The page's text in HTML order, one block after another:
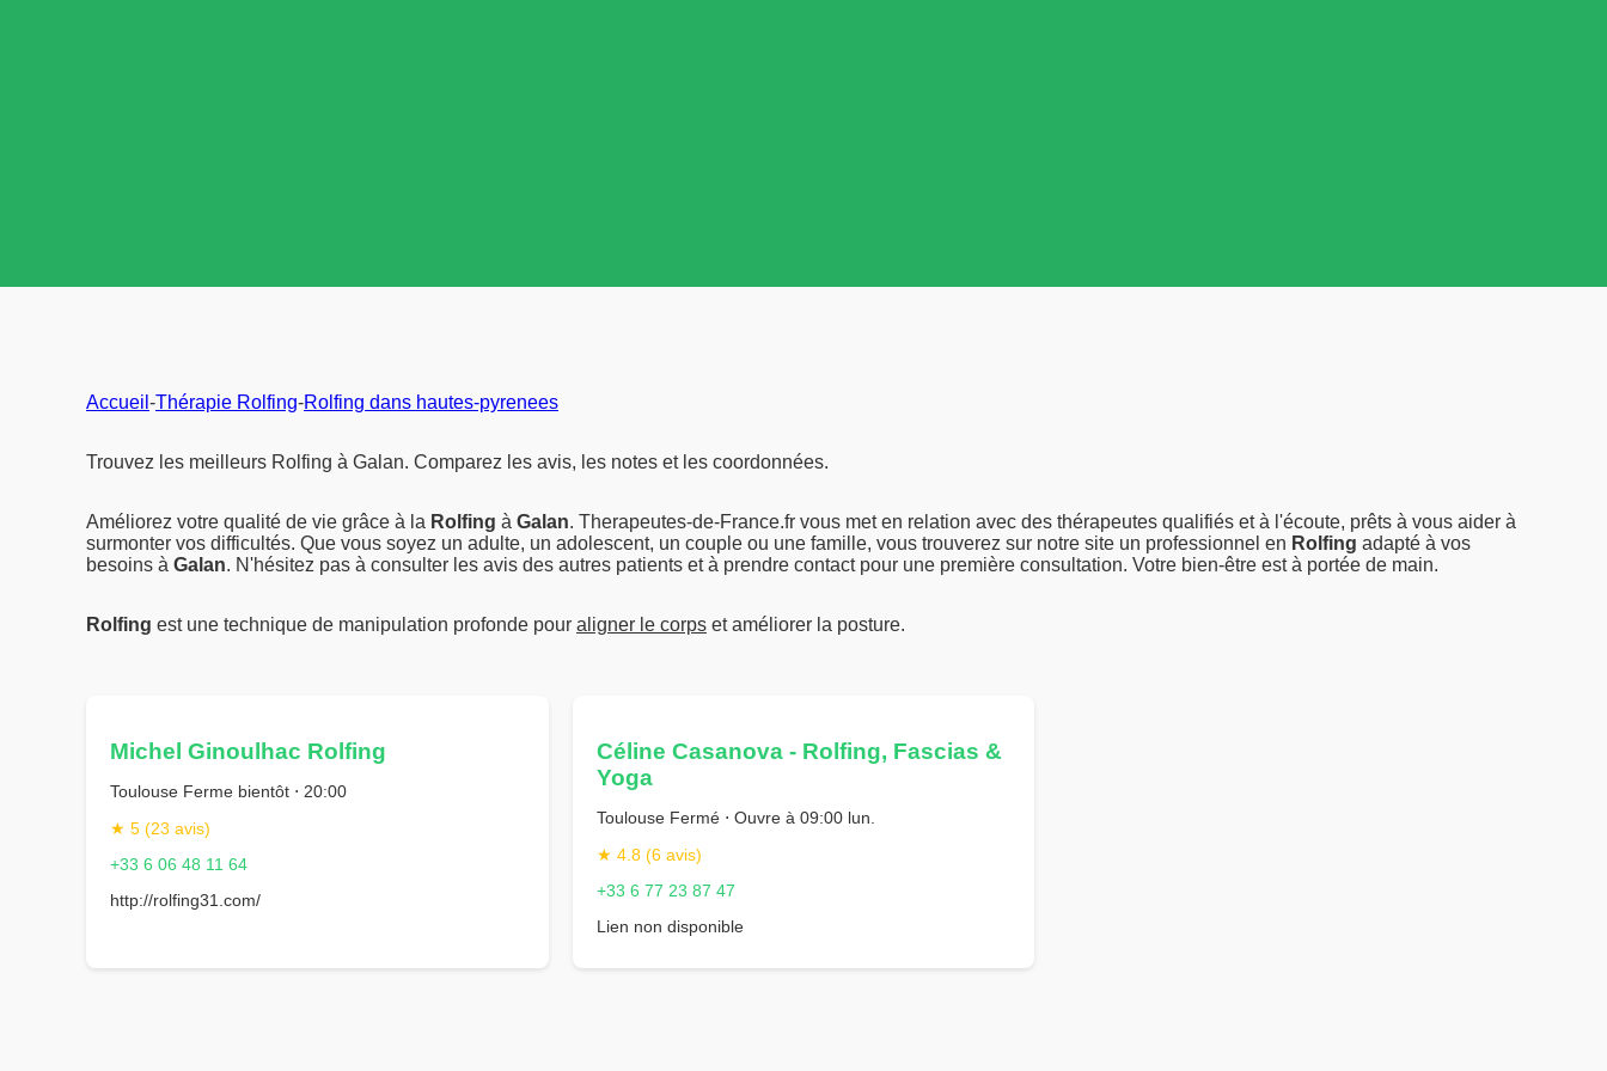
Accueil -Thérapie Rolfing-Rolfing dans hautes-pyrenees
Trouvez les meilleurs Rolfing à Galan. Comparez les avis, les notes et les coordonnées.
Améliorez votre qualité de vie grâce à la Rolfing à Galan. Therapeutes-de-France.fr vous met en relation avec des thérapeutes qualifiés et à l'écoute, prêts à vous aider à
surmonter vos difficultés. Que vous soyez un adulte, un adolescent, un couple ou une famille, vous trouverez sur notre site un professionnel en Rolfing adapté à vos
besoins à Galan. N'hésitez pas à consulter les avis des autres patients et à prendre contact pour une première consultation. Votre bien-être est à portée de main.
Rolfing est une technique de manipulation profonde pour aligner le corps et améliorer la posture.
Michel Ginoulhac Rolfing
Toulouse Ferme bientôt ⋅ 20:00
★ 5 (23 avis)
+33 6 06 48 11 64
http://rolfing31.com/
Céline Casanova - Rolfing, Fascias &
Yoga
Toulouse Fermé ⋅ Ouvre à 09:00 lun.
★ 4.8 (6 avis)
+33 6 77 23 87 47
Lien non disponible